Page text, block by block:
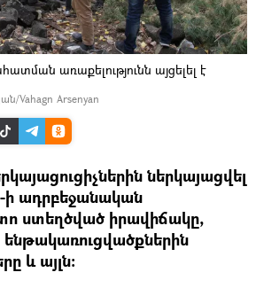
առաքելությունն այցելել է
Vahagn Arsenyan
ներկայացվել
ի ադրբեջանական
ստեղծված իրավիճակը,
և այլն։